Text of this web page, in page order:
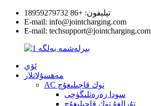
تېلېفون: +86 18959279732
E-mail: info@jointcharging.com
E-mail: techsupport@jointcharging.com
ئۆي
مەھسۇلاتلار
AC توك قاچىلىغۇچ
سودا زەرەتلىگۈچى
تۇرالغۇ توك قاچىلىغۇچ